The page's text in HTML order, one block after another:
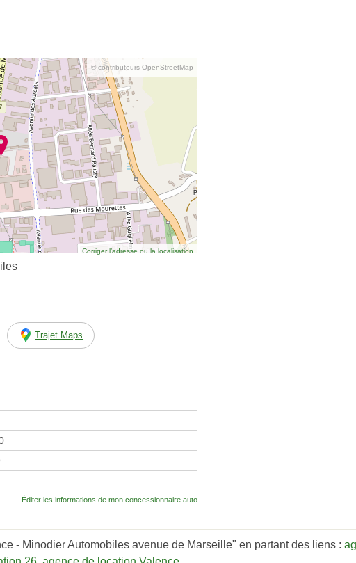
© contributeurs OpenStreetMap
Corriger l’adresse ou la localisation
Trajet Maps
Éditer les informations de mon concessionnaire auto
- Minodier Automobiles avenue de Marseille" en partant des liens :